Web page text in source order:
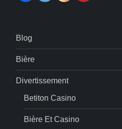
Blog
Bière
Divertissement
Betiton Casino
Bière Et Casino